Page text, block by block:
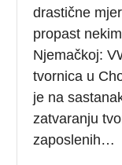
drastične
propast
Njemačkoj:
tvornica u
je na
zatvaranju
zaposlenih…